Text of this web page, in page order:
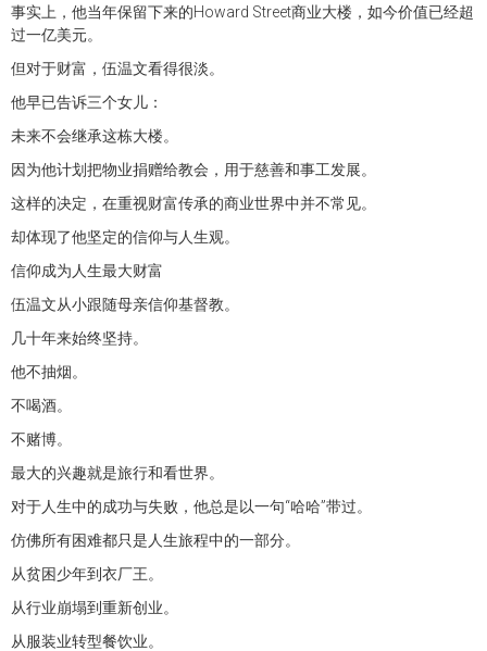
事实上，他当年保留下来的Howard Street商业大楼，如今价值已经超
过一亿美元。
但对于财富，伍温文看得很淡。
他早已告诉三个女儿：
未来不会继承这栋大楼。
因为他计划把物业捐赠给教会，用于慈善和事工发展。
这样的决定，在重视财富传承的商业世界中并不常见。
却体现了他坚定的信仰与人生观。
信仰成为人生最大财富
伍温文从小跟随母亲信仰基督教。
几十年来始终坚持。
他不抽烟。
不喝酒。
不赌博。
最大的兴趣就是旅行和看世界。
对于人生中的成功与失败，他总是以一句“哈哈”带过。
仿佛所有困难都只是人生旅程中的一部分。
从贫困少年到衣厂王。
从行业崩塌到重新创业。
从服装业转型餐饮业。